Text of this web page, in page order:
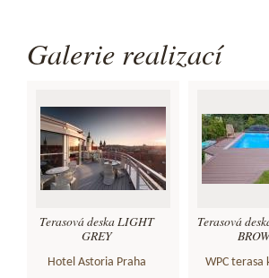
Galerie realizací
Terasová deska LIGHT
GREY
Hotel Astoria Praha
Terasová
WPC terasa